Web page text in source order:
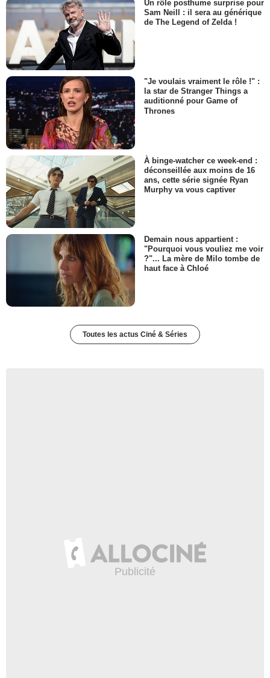
Un rôle posthume surprise pour
Sam Neill : il sera au générique
de The Legend of Zelda !
"Je voulais vraiment le rôle !" :
la star de Stranger Things a
auditionné pour Game of
Thrones
À binge-watcher ce week-end :
déconseillée aux moins de 16
ans, cette série signée Ryan
Murphy va vous captiver
Demain nous appartient :
"Pourquoi vous vouliez me voir
?"... La mère de Milo tombe de
haut face à Chloé
Toutes les actus Ciné & Séries